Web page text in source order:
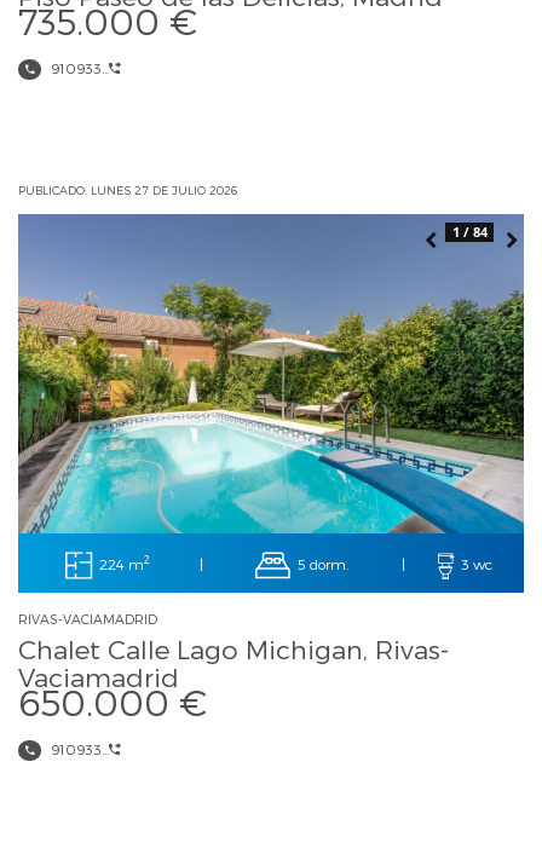
735.000 €
910933...
PUBLICADO: LUNES 27 DE JULIO 2026
1 / 84
224 m2 | 5 dorm. | 3 wc
RIVAS-VACIAMADRID
Chalet Calle Lago Michigan, Rivas-
Vaciamadrid
650.000 €
910933...